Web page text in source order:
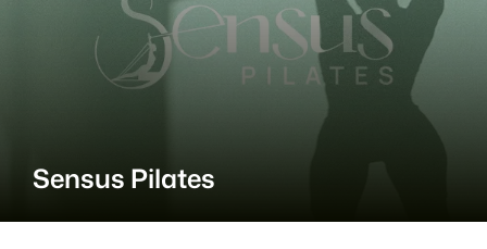
Sensus Pilates